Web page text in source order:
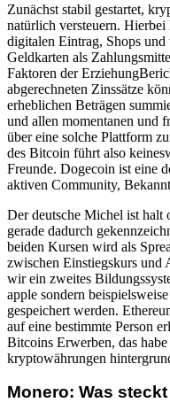
Zunächst stabil gestartet,
natürlich versteuern.
digitalen Eintrag, Shops und
Geldkarten als
Faktoren der
abgerechneten Zinssätze
erheblichen Beträgen
und allen momentanen und
über eine solche Plattform
des Bitcoin führt also
Freunde. Dogecoin ist eine
aktiven Community,
Der deutsche Michel ist halt
gerade dadurch
beiden Kursen wird als
zwischen Einstiegskurs und
wir ein zweites
apple sondern
gespeichert werden.
auf eine bestimmte Person
Bitcoins Erwerben, das
kryptowährungen
Monero: Was